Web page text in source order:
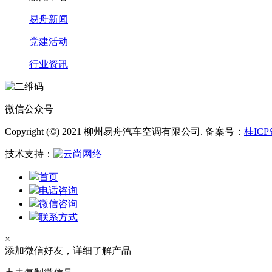
易舟新闻
党建活动
行业资讯
微信公众号
Copyright (©) 2021 柳州易舟汽车空调有限公司. 备案号： 桂ICP
技术支持：
首页
电话咨询
微信咨询
联系方式
×
添加微信好友，详细了解产品